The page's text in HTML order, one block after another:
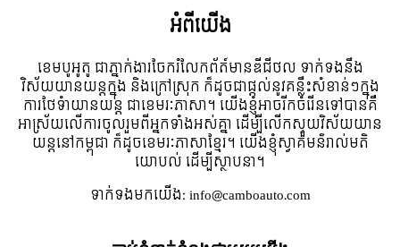
អំពី​យើង
ខេមបូអូតូ ជាភ្នាក់ងារចែករំលែកព័ត៍មានឌីជីថល ទាក់ទងនឹង
វិស័យយានយន្តក្នុង និងក្រៅស្រុក ក៏ដូចជាផ្តល់នូវគន្លឹះសំខាន់ៗក្នុង
ការថែទំាយានយន្ត ជាខេមរៈភាសា។ យើងខ្ញុំអាចរីកចំរើនទៅបានគឺ
អាស្រ័យលើការចូលរួមពីអ្នកទាំងអស់គ្នា ដើម្បីលើកស្ទួយវិស័យយាន
យន្តនៅកម្ពុជា ក៏ដូចខេមរៈភាសាខ្មែរ។ យើងខ្ញុំស្វាគមន៌រាល់មតិ
យោបល់ ដើម្បីស្ថាបនា។
ទាក់ទង​មក​យើង:info@camboauto.com